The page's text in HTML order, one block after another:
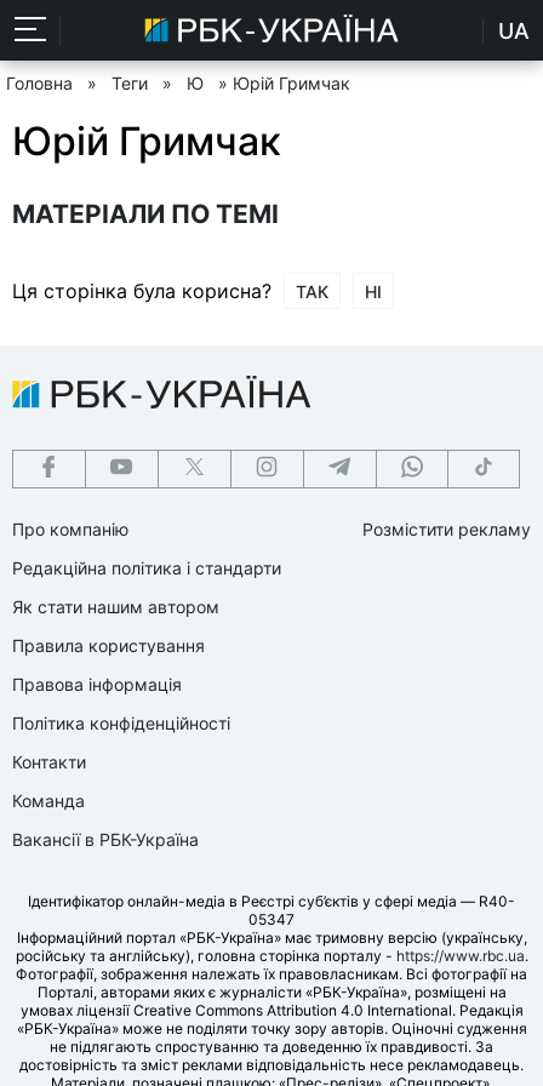
UA
Головна » Теги » Ю » Юрій Гримчак
Юрій Гримчак
МАТЕРІАЛИ ПО ТЕМІ
Ця сторінка була корисна? ТАК НІ
Про компанію
Редакційна політика і стандарти
Як стати нашим автором
Правила користування
Правова інформація
Політика конфіденційності
Контакти
Команда
Вакансії в РБК-Україна
Розмістити рекламу
Ідентифікатор онлайн-медіа в Реєстрі суб’єктів у сфері медіа — R40-
05347
Інформаційний портал «РБК-Україна» має тримовну версію (українську,
російську та англійську), головна сторінка порталу - https://www.rbc.ua.
Фотографії, зображення належать їх правовласникам. Всі фотографії на
Порталі, авторами яких є журналісти «РБК-Україна», розміщені на
умовах ліцензії Creative Commons Attribution 4.0 International. Редакція
«РБК-Україна» може не поділяти точку зору авторів. Оціночні судження
не підлягають спростуванню та доведенню їх правдивості. За
достовірність та зміст реклами відповідальність несе рекламодавець.